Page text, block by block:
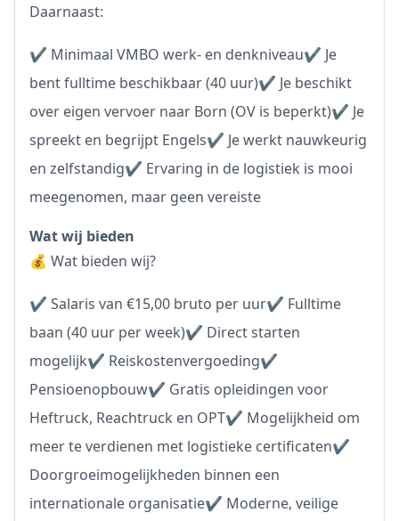
Daarnaast:
✔ Minimaal VMBO werk- en denkniveau✔ Je
bent fulltime beschikbaar (40 uur)✔ Je beschikt
over eigen vervoer naar Born (OV is beperkt)✔ Je
spreekt en begrijpt Engels✔ Je werkt nauwkeurig
en zelfstandig✔ Ervaring in de logistiek is mooi
meegenomen, maar geen vereiste
Wat wij bieden
💰 Wat bieden wij?
✔ Salaris van €15,00 bruto per uur✔ Fulltime
baan (40 uur per week)✔ Direct starten
mogelijk✔ Reiskostenvergoeding✔
Pensioenopbouw✔ Gratis opleidingen voor
Heftruck, Reachtruck en OPT✔ Mogelijkheid om
meer te verdienen met logistieke certificaten✔
Doorgroeimogelijkheden binnen een
internationale organisatie✔ Moderne, veilige